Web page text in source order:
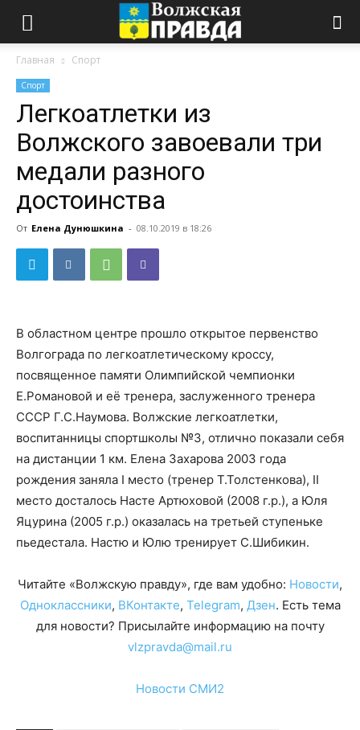
Главная Спорт
Спорт
Легкоатлетки из
Волжского завоевали три
медали разного
достоинства
От Елена Дунюшкина - 08.10.2019 в 18:26
В областном центре прошло открытое первенство
Волгограда по легкоатлетическому кроссу,
посвященное памяти Олимпийской чемпионки
Е.Романовой и её тренера, заслуженного тренера
СССР Г.С.Наумова. Волжские легкоатлетки,
воспитанницы спортшколы №3, отлично показали себя
на дистанции 1 км. Елена Захарова 2003 года
рождения заняла I место (тренер Т.Толстенкова), II
место досталось Насте Артюховой (2008 г.р.), а Юля
Яцурина (2005 г.р.) оказалась на третьей ступеньке
пьедестала. Настю и Юлю тренирует С.Шибикин.
Читайте «Волжскую правду», где вам удобно: Новости,
Одноклассники, ВКонтакте, Telegram, Дзен. Есть тема
для новости? Присылайте информацию на почту
vlzpravda@mail.ru
Новости СМИ2